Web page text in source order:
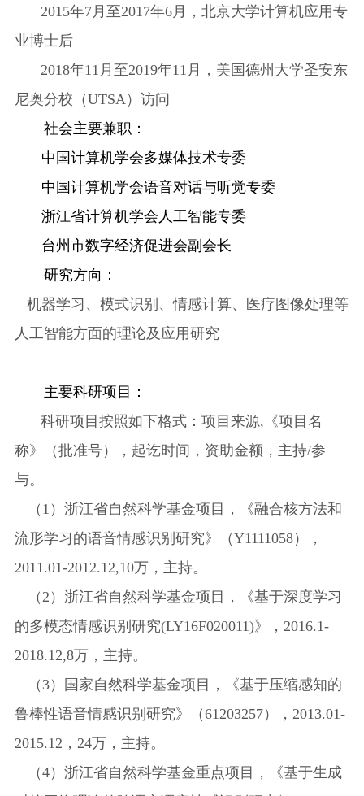
2015年7月 至2017年6月，北京大学计算机应用专
业博士后
2018年11月至2019年11月，美国德州大学圣安东
尼奥分校（UTSA）访问
社会主要兼职：
中国计算机学会多媒体技术专委
中国计算机学会语音对话与听觉专委
浙江省计算机学会人工智能专委
台州市数字经济促进会副会长
研究方向：
机器学习、模式识别、情感计算、医疗图像处理等
人工智能方面的理论及应用研究
主要科研项目：
科研项目按照如下格式：项目来源,《项目名
称》（批准号），起讫时间，资助金额，主持/参
与。
（ 1）浙江省自然科学基金项目，《融合核方法和
流形学习的语音情感识别研究》（Y1111058），
2011.01-2012.12,10万，主持。
（ 2）浙江省自然科学基金项目，《基于深度学习
的多模态情感识别研究(LY16F020011)》， 2016.1-
2018.12,8万，主持。
（ 3）国家自然科学基金项目，《基于压缩感知的
鲁棒性语音情感识别研究》（61203257）， 2013.01-
2015.12 ， 24万，主持。
（4）浙江省自然科学基金重点项目，《基于生成